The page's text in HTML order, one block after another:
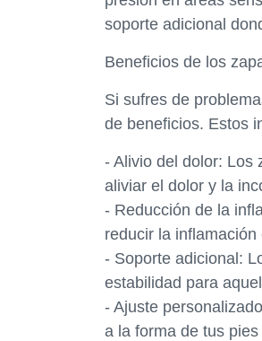
soporte adicional
Beneficios de los
Si sufres de
de beneficios. Estos
- Alivio del dolor: Los
aliviar el dolor y la
- Reducción de la
reducir la
- Soporte adicional:
estabilidad para
- Ajuste
a la forma de tus